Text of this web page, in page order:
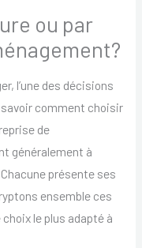
ou par
l’une des décisions
comment choisir
de
généralement à
présente ses
ensemble ces
le plus adapté à